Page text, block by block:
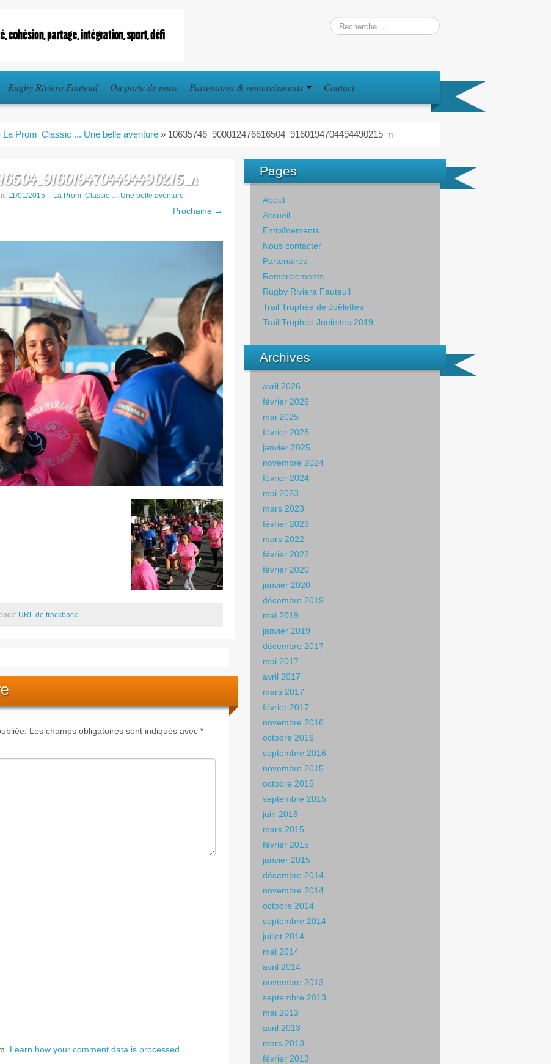
Rugby Riviera Fauteuil On parle de nous Partenaires & remerciements Contact
La Prom' Classic ... Une belle aventure » 10635746_900812476616504_9160194704494490215_n
11/01/2015 – La Prom’ Classic … Une belle aventure
Prochaine →
URL de trackback
Les champs obligatoires sont indiqués avec *
Learn how your comment data is processed.
Pages
About
Accueil
Entraînements
Nous contacter
Partenaires
Remerciements
Rugby Riviera Fauteuil
Trail Trophée de Joëlettes
Trail Trophée Joëlettes 2019
Archives
avril 2026
février 2026
mai 2025
février 2025
janvier 2025
novembre 2024
février 2024
mai 2023
mars 2023
février 2023
mars 2022
février 2022
février 2020
janvier 2020
décembre 2019
mai 2019
janvier 2019
décembre 2017
mai 2017
avril 2017
mars 2017
février 2017
novembre 2016
octobre 2016
septembre 2016
novembre 2015
octobre 2015
septembre 2015
juin 2015
mars 2015
février 2015
janvier 2015
décembre 2014
novembre 2014
octobre 2014
septembre 2014
juillet 2014
mai 2014
avril 2014
novembre 2013
septembre 2013
mai 2013
avril 2013
mars 2013
février 2013